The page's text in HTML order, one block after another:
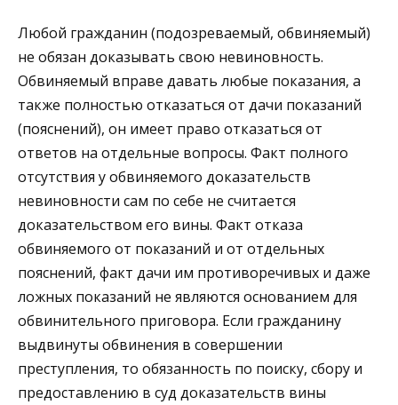
Любой гражданин (подозреваемый, обвиняемый)
не обязан доказывать свою невиновность.
Обвиняемый вправе давать любые показания, а
также полностью отказаться от дачи показаний
(пояснений), он имеет право отказаться от
ответов на отдельные вопросы. Факт полного
отсутствия у обвиняемого доказательств
невиновности сам по себе не считается
доказательством его вины. Факт отказа
обвиняемого от показаний и от отдельных
пояснений, факт дачи им противоречивых и даже
ложных показаний не являются основанием для
обвинительного приговора. Если гражданину
выдвинуты обвинения в совершении
преступления, то обязанность по поиску, сбору и
предоставлению в суд доказательств вины